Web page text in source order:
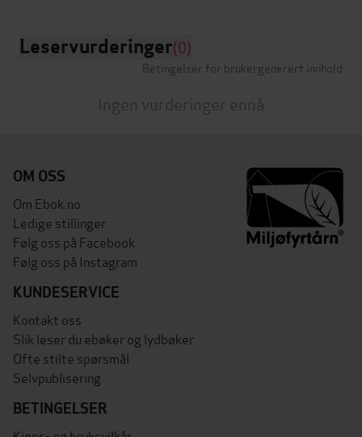
Leservurderinger(0)
Betingelser for brukergenerert innhold
Ingen vurderinger ennå
OM OSS
Om Ebok.no
Ledige stillinger
Følg oss på Facebook
Følg oss på Instagram
KUNDESERVICE
Kontakt oss
Slik leser du ebøker og lydbøker
Ofte stilte spørsmål
Selvpublisering
BETINGELSER